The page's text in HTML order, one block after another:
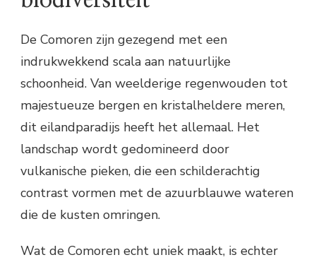
De Comoren zijn gezegend met een
indrukwekkend scala aan natuurlijke
schoonheid. Van weelderige regenwouden tot
majestueuze bergen en kristalheldere meren,
dit eilandparadijs heeft het allemaal. Het
landschap wordt gedomineerd door
vulkanische pieken, die een schilderachtig
contrast vormen met de azuurblauwe wateren
die de kusten omringen.
Wat de Comoren echt uniek maakt, is echter